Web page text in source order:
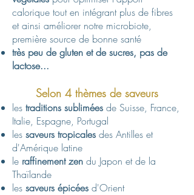
calorique tout en intégrant plus de fibres
et ainsi améliorer notre microbiote,
première source de bonne santé
très peu de gluten et de sucres, pas de
lactose...
Selon 4 thèmes de saveurs
les traditions sublimées de Suisse, France,
Italie, Espagne, Portugal
les saveurs tropicales des Antilles et
d'Amérique latine
le raffinement zen du Japon et de la
Thaïlande
les saveurs épicées d'Orient